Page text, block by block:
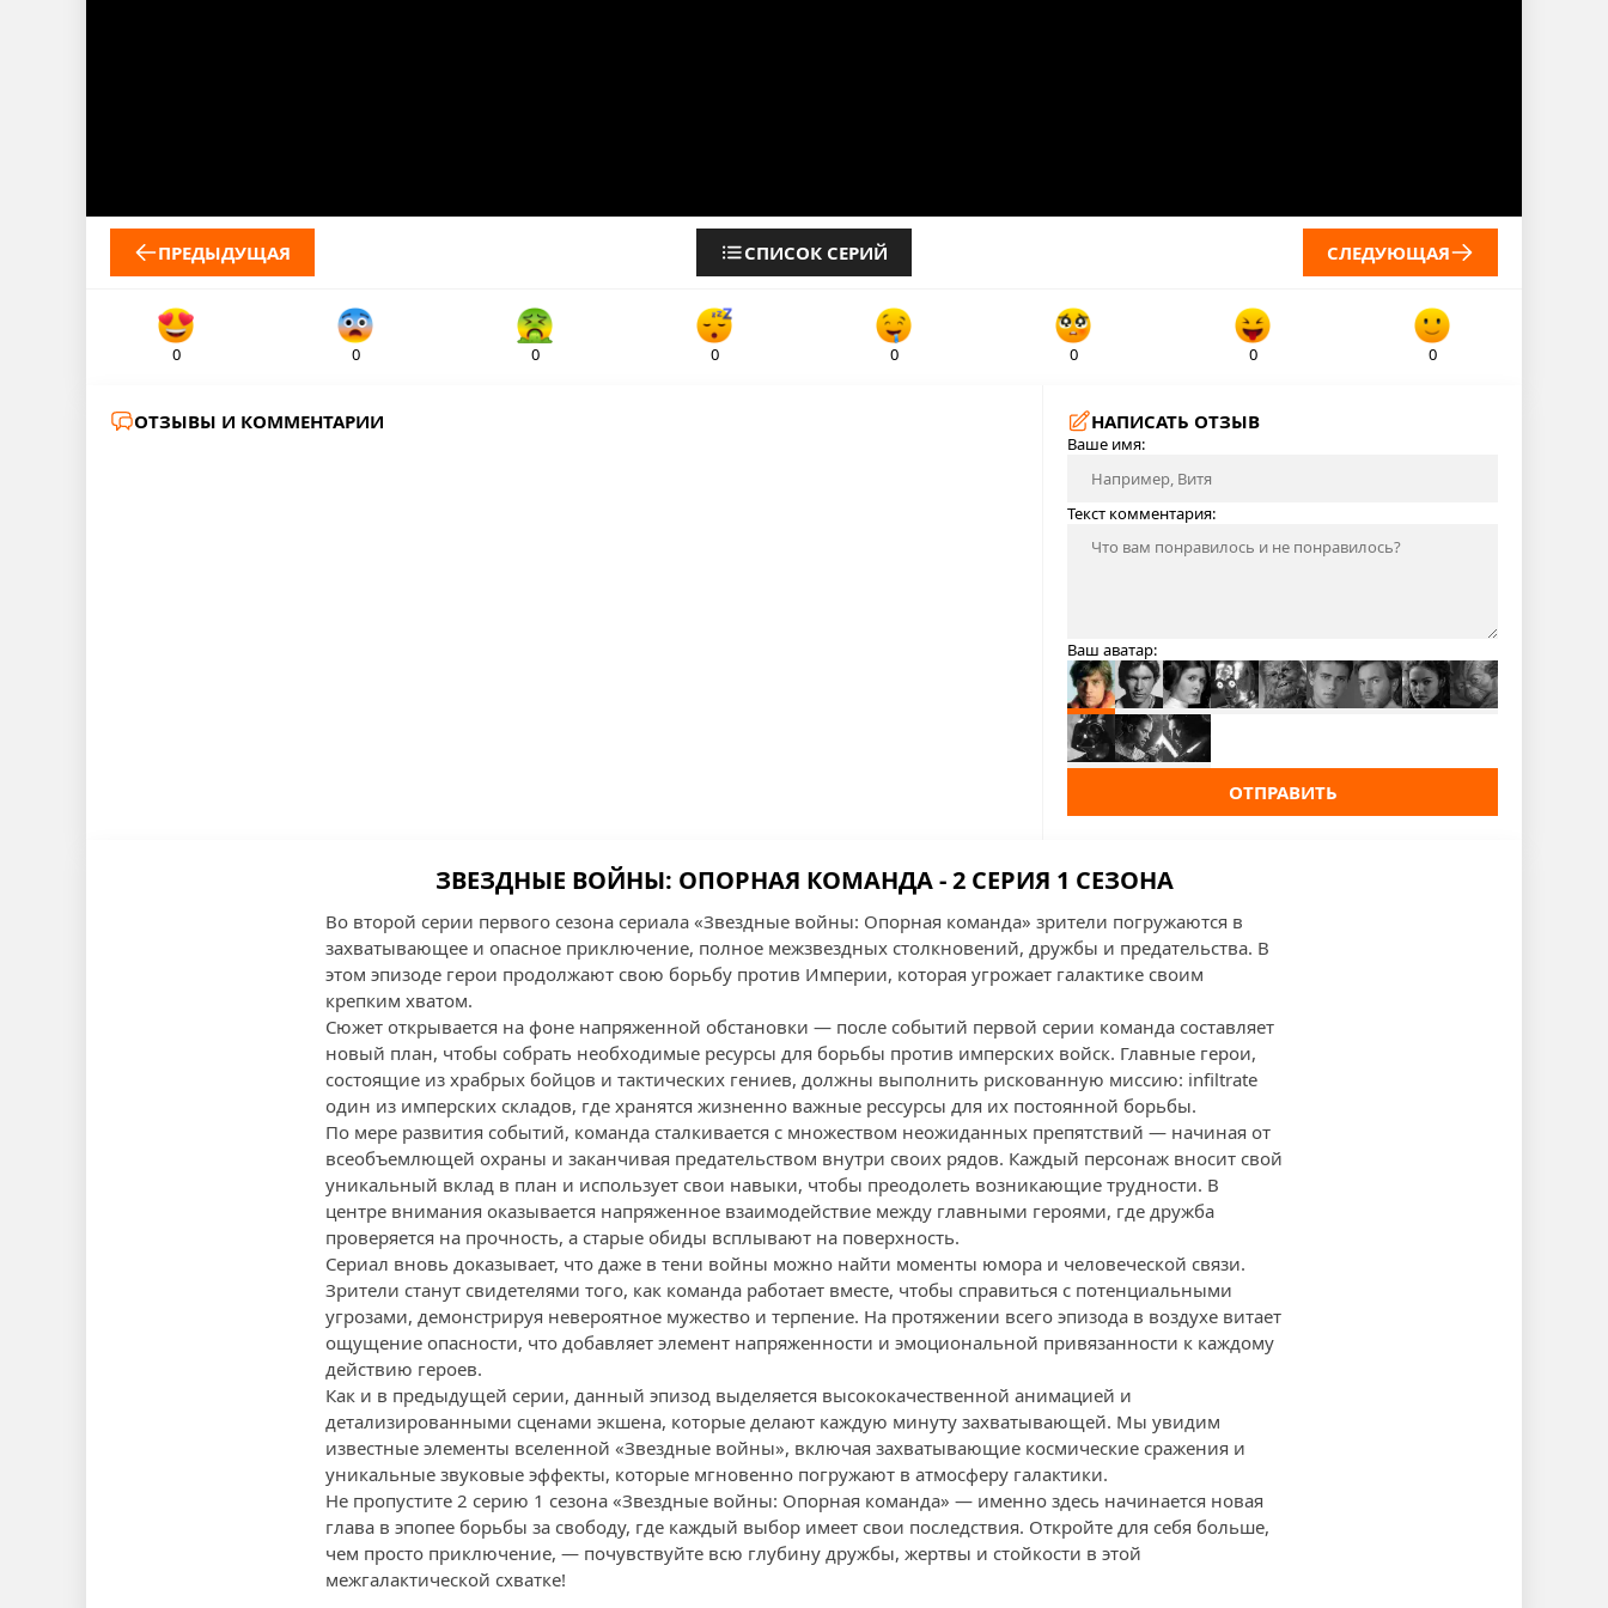
ПРЕДЫДУЩАЯ СПИСОК СЕРИЙ СЛЕДУЮЩАЯ
0 0 0 0 0 0 0 0
ОТЗЫВЫ И КОММЕНТАРИИ НАПИСАТЬ ОТЗЫВ
Ваше имя:
Текст комментария:
Ваш аватар:
ОТПРАВИТЬ
ЗВЕЗДНЫЕ ВОЙНЫ: ОПОРНАЯ КОМАНДА - 2 СЕРИЯ 1 СЕЗОНА
Во второй серии первого сезона сериала «Звездные войны: Опорная команда» зрители погружаются в
захватывающее и опасное приключение, полное межзвездных столкновений, дружбы и предательства. В
этом эпизоде герои продолжают свою борьбу против Империи, которая угрожает галактике своим
крепким хватом.
Сюжет открывается на фоне напряженной обстановки — после событий первой серии команда составляет
новый план, чтобы собрать необходимые ресурсы для борьбы против имперских войск. Главные герои,
состоящие из храбрых бойцов и тактических гениев, должны выполнить рискованную миссию: infiltrate
один из имперских складов, где хранятся жизненно важные рессурсы для их постоянной борьбы.
По мере развития событий, команда сталкивается с множеством неожиданных препятствий — начиная от
всеобъемлющей охраны и заканчивая предательством внутри своих рядов. Каждый персонаж вносит свой
уникальный вклад в план и использует свои навыки, чтобы преодолеть возникающие трудности. В
центре внимания оказывается напряженное взаимодействие между главными героями, где дружба
проверяется на прочность, а старые обиды всплывают на поверхность.
Сериал вновь доказывает, что даже в тени войны можно найти моменты юмора и человеческой связи.
Зрители станут свидетелями того, как команда работает вместе, чтобы справиться с потенциальными
угрозами, демонстрируя невероятное мужество и терпение. На протяжении всего эпизода в воздухе витает
ощущение опасности, что добавляет элемент напряженности и эмоциональной привязанности к каждому
действию героев.
Как и в предыдущей серии, данный эпизод выделяется высококачественной анимацией и
детализированными сценами экшена, которые делают каждую минуту захватывающей. Мы увидим
известные элементы вселенной «Звездные войны», включая захватывающие космические сражения и
уникальные звуковые эффекты, которые мгновенно погружают в атмосферу галактики.
Не пропустите 2 серию 1 сезона «Звездные войны: Опорная команда» — именно здесь начинается новая
глава в эпопее борьбы за свободу, где каждый выбор имеет свои последствия. Откройте для себя больше,
чем просто приключение, — почувствуйте всю глубину дружбы, жертвы и стойкости в этой
межгалактической схватке!